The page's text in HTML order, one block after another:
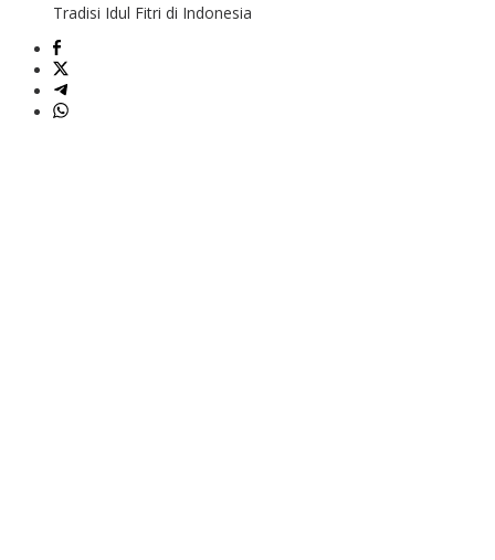
Tradisi Idul Fitri di Indonesia